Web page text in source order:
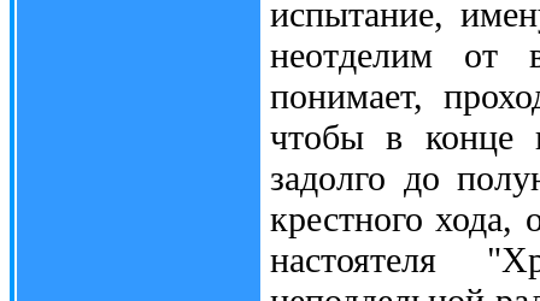
испытание,
неотделим от
понимает,
чтобы в конце
задолго до
крестного хода,
настоятеля